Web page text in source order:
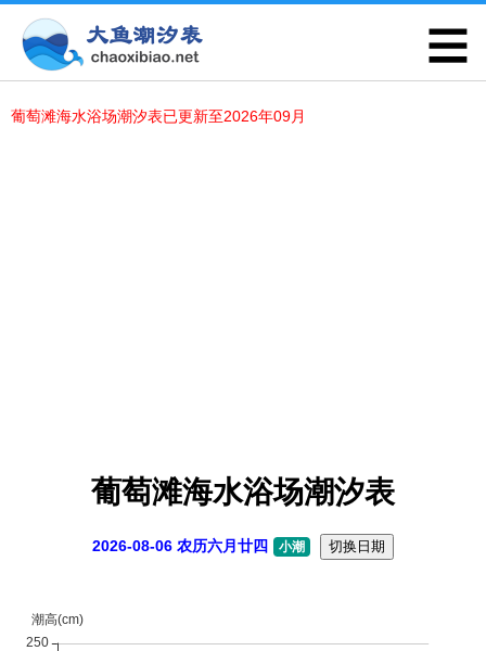
葡萄滩海水浴场潮汐表已更新至2026年09月
葡萄滩海水浴场潮汐表
2026-08-06 农历六月廿四 小潮 切换日期